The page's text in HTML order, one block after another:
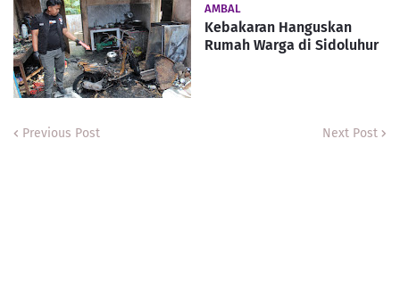
AMBAL
Kebakaran Hanguskan
Rumah Warga di Sidoluhur
Previous Post Next Post